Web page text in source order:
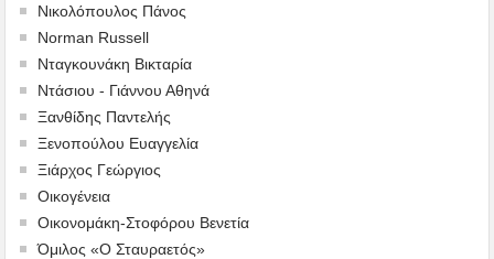
Νικολόπουλος Πάνος
Norman Russell
Νταγκουνάκη Βικταρία
Ντάσιου - Γιάννου Αθηνά
Ξανθίδης Παντελής
Ξενοπούλου Ευαγγελία
Ξιάρχος Γεώργιος
Οικογένεια
Οικονομάκη-Στοφόρου Βενετία
Όμιλος «Ο Σταυραετός»